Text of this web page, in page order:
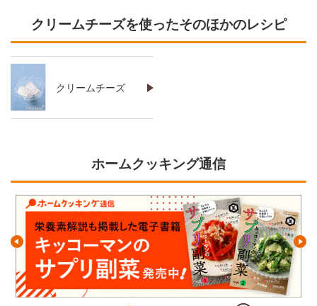
クリームチーズを使ったそのほかのレシピ
クリームチーズ
ホームクッキング通信